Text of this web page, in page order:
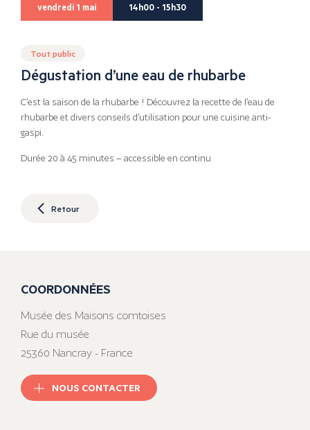
vendredi 1 mai 14h00 - 15h30
Tout public
Dégustation d’une eau de rhubarbe
C’est la saison de la rhubarbe ! Découvrez la recette de l’eau de
rhubarbe et divers conseils d’utilisation pour une cuisine anti-
gaspi.
Durée 20 à 45 minutes – accessible en continu
Retour
COORDONNÉES
Musée des Maisons comtoises
Rue du musée
25360 Nancray - France
NOUS CONTACTER